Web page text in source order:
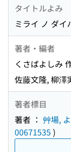
タイトルよみ
ミライ ノ ダイ
著者・編者
くさばよしみ
佐藤文隆, 柳澤
著者標目
著者 ： 艸場,
00671535 )